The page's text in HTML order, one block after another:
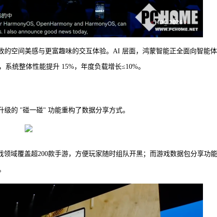
的空间美感与更富趣味的交互体验。AI 层面，鸿蒙智能正全面向智能
统整体性能提升 15%，年度负载增长≤10%。
级的 "碰一碰" 功能重构了数据分享方式。
域覆盖超200款手游，方便玩家随时组队开黑；而游戏数据包分享功